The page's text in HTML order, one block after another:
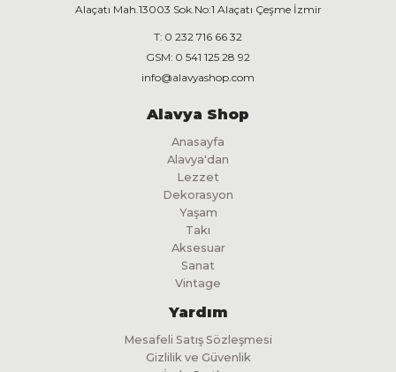
Alaçatı Mah.13003 Sok.No:1 Alaçatı Çeşme İzmir
T: 0 232 716 66 32
GSM: 0 541 125 28 92
info@alavyashop.com
Alavya Shop
Anasayfa
Alavya'dan
Lezzet
Dekorasyon
Yaşam
Takı
Aksesuar
Sanat
Vintage
Yardım
Mesafeli Satış Sözleşmesi
Gizlilik ve Güvenlik